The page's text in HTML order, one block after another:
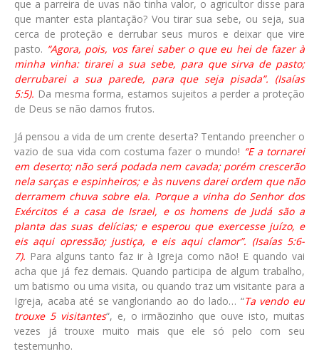
que a parreira de uvas não tinha valor, o agricultor disse para
que manter esta plantação? Vou tirar sua sebe, ou seja, sua
cerca de proteção e derrubar seus muros e deixar que vire
pasto. “Agora, pois, vos farei saber o que eu hei de fazer à
minha vinha: tirarei a sua sebe, para que sirva de pasto;
derrubarei a sua parede, para que seja pisada”. (Isaías
5:5). Da mesma forma, estamos sujeitos a perder a proteção
de Deus se não damos frutos.
Já pensou a vida de um crente deserta? Tentando preencher o
vazio de sua vida com costuma fazer o mundo! “E a tornarei
em deserto; não será podada nem cavada; porém crescerão
nela sarças e espinheiros; e às nuvens darei ordem que não
derramem chuva sobre ela. Porque a vinha do Senhor dos
Exércitos é a casa de Israel, e os homens de Judá são a
planta das suas delícias; e esperou que exercesse juízo, e
eis aqui opressão; justiça, e eis aqui clamor”. (Isaías 5:6-
7). Para alguns tanto faz ir à Igreja como não! E quando vai
acha que já fez demais. Quando participa de algum trabalho,
um batismo ou uma visita, ou quando traz um visitante para a
Igreja, acaba até se vangloriando ao do lado… “Ta vendo eu
trouxe 5 visitantes“, e, o irmãozinho que ouve isto, muitas
vezes já trouxe muito mais que ele só pelo com seu
testemunho.